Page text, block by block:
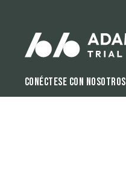
Conéctese con nosotros